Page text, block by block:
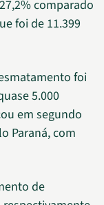
comparado
foi de 11.399
foi
5.000
em segundo
Paraná, com
de